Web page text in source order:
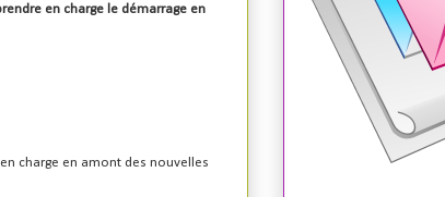
en charge le démarrage en
charge en amont des nouvelles